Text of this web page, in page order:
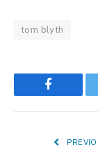
tom blyth
Facebook